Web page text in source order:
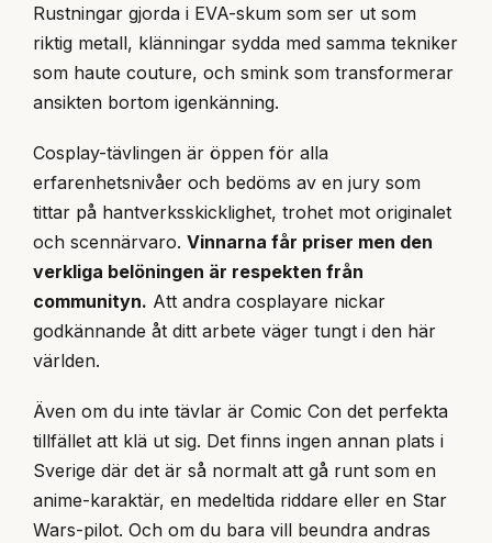
Rustningar gjorda i EVA-skum som ser ut som
riktig metall, klänningar sydda med samma tekniker
som haute couture, och smink som transformerar
ansikten bortom igenkänning.
Cosplay-tävlingen är öppen för alla
erfarenhetsnivåer och bedöms av en jury som
tittar på hantverksskicklighet, trohet mot originalet
och scennärvaro. Vinnarna får priser men den
verkliga belöningen är respekten från
communityn. Att andra cosplayare nickar
godkännande åt ditt arbete väger tungt i den här
världen.
Även om du inte tävlar är Comic Con det perfekta
tillfället att klä ut sig. Det finns ingen annan plats i
Sverige där det är så normalt att gå runt som en
anime-karaktär, en medeltida riddare eller en Star
Wars-pilot. Och om du bara vill beundra andras